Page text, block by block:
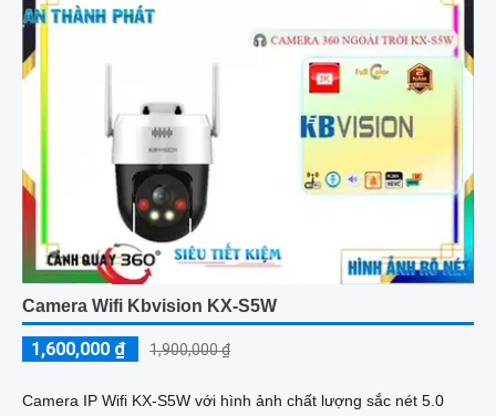
Camera Wifi Kbvision KX-S5W
1,600,000 ₫ 1,900,000 ₫
Camera IP Wifi KX-S5W với hình ảnh chất lượng sắc nét 5.0